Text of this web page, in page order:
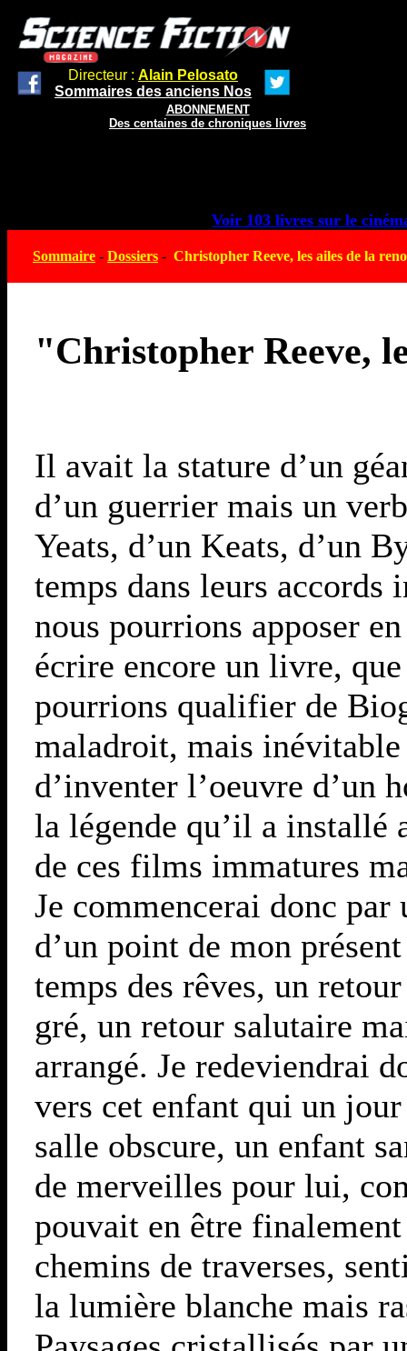
Directeur : Alain Pelosato
Sommaires des anciens Nos
ABONNEMENT
Des centaines de chroniques livres
Voir 103 livres sur le
Sommaire - Dossiers - Christopher Reeve, les ailes de la
"Christopher Reeve,
Il avait la stature d’un
d’un guerrier mais un
Yeats, d’un Keats, d’un
temps dans leurs accords
nous pourrions apposer
écrire encore un livre,
pourrions qualifier de
maladroit, mais
d’inventer l’oeuvre d’un
la légende qu’il a installé
de ces films immatures
Je commencerai donc
d’un point de mon
temps des rêves, un
gré, un retour salutaire
arrangé. Je redeviendrai
vers cet enfant qui un
salle obscure, un enfant
de merveilles pour lui,
pouvait en être
chemins de traverses,
la lumière blanche mais